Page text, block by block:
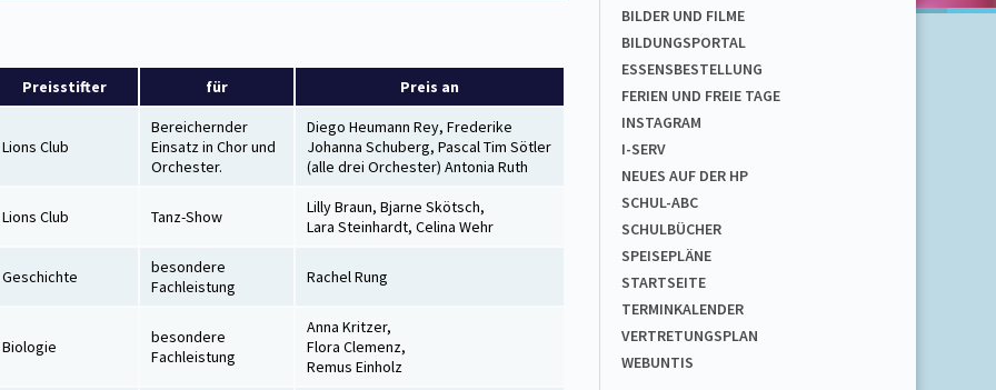
Preisstifter für Preis an
Lions Club
Bereichernder
Einsatz in Chor und
Orchester.
Diego Heumann Rey, Frederike
Johanna Schuberg, Pascal Tim Sötler
(alle drei Orchester) Antonia Ruth
Lions Club Tanz-Show
Lilly Braun, Bjarne Skötsch,
Lara Steinhardt, Celina Wehr
Geschichte
besondere
Fachleistung
Rachel Rung
Biologie
besondere
Fachleistung
Anna Kritzer,
Flora Clemenz,
Remus Einholz
BILDER UND FILME
BILDUNGSPORTAL
ESSENSBESTELLUNG
FERIEN UND FREIE TAGE
INSTAGRAM
I-SERV
NEUES AUF DER HP
SCHUL-ABC
SCHULBÜCHER
SPEISEPLÄNE
STARTSEITE
TERMINKALENDER
VERTRETUNGSPLAN
WEBUNTIS